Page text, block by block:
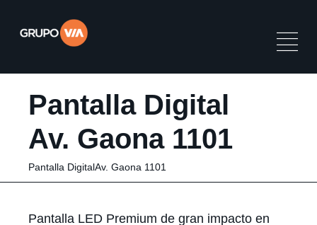
Pantalla Digital
Av. Gaona 1101
Pantalla DigitalAv. Gaona 1101
Pantalla LED Premium de gran impacto en